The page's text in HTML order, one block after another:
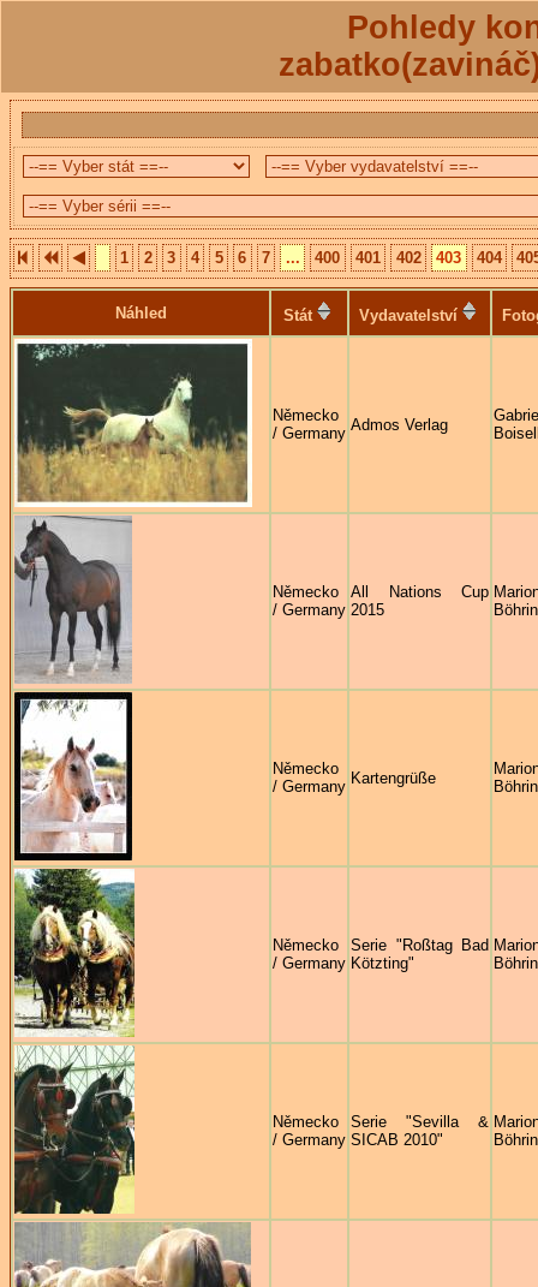
Pohledy
1 2 3 4 5 6 7 ... 400 401 402 403 404
Náhled Stát Vydavatelství
Německo
/ Germany Admos Verlag
Německo
/ Germany
All Nations Cup
2015
Německo
/ Germany Kartengrüße
Německo
/ Germany
Serie "Roßtag Bad
Kötzting"
Německo
/ Germany
Serie "Sevilla &
SICAB 2010"